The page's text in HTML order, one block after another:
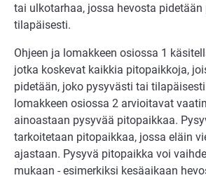
tai ulkotarhaa, jossa he­vosta
tilapäisesti.
Ohjeen ja lomakkeen osiossa 1
jotka koskevat kaikkia pito­paikkoja,
pidetään, joko pysyvästi tai
lomakkeen osiossa 2 arvioitavat
ainoastaan pysyvää pitopaikkaa.
tarkoitetaan pitopaikkaa, jossa eläin
ajastaan. Pysyvä pi­topaikka voi
mukaan - esimerkiksi kesäaikaan